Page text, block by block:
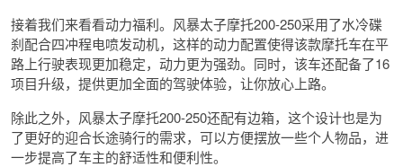
接着我们来看看动力福利。风暴太子摩托200-250采用了水冷碟
刹配合四冲程电喷发动机，这样的动力配置使得该款摩托车在平
路上行驶表现更加稳定，动力更为强劲。同时，该车还配备了16
项目升级，提供更加全面的驾驶体验，让你放心上路。
除此之外，风暴太子摩托200-250还配有边箱，这个设计也是为
了更好的迎合长途骑行的需求，可以方便摆放一些个人物品，进
一步提高了车主的舒适性和便利性。